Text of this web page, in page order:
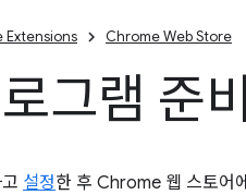
Extensions Chrome Web Store
그램 준비
설정한 후 Chrome 웹 스토어